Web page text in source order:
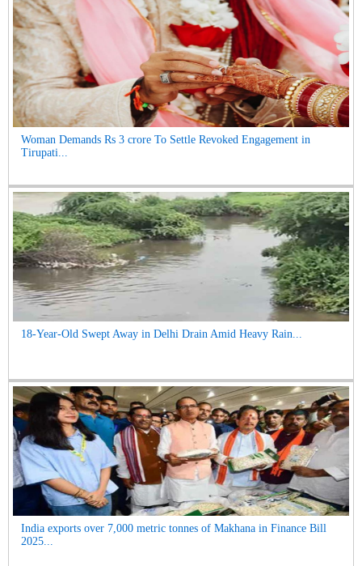
Woman Demands Rs 3 crore To Settle Revoked Engagement in
Tirupati...
18-Year-Old Swept Away in Delhi Drain Amid Heavy Rain...
India exports over 7,000 metric tonnes of Makhana in Finance Bill
2025...